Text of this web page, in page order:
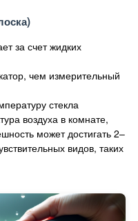
за счет жидких
чем измерительный
стекла
воздуха в комнате,
может достигать 2–
видов, таких